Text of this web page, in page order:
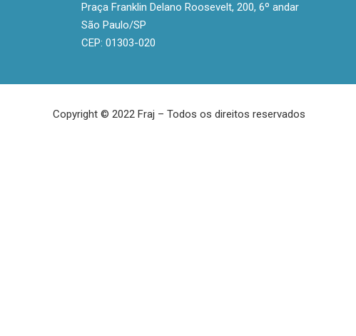
Praça Franklin Delano Roosevelt, 200, 6º andar
São Paulo/SP
CEP: 01303-020
Copyright © 2022 Fraj – Todos os direitos reservados